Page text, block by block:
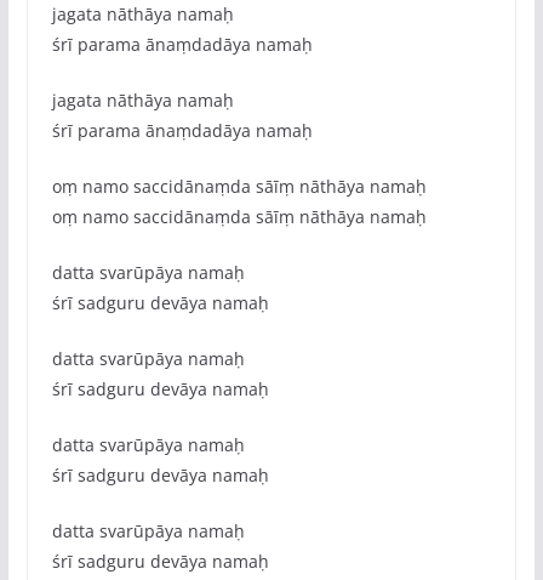
jagata nāthāya namaḥ
śrī parama ānaṃdadāya namaḥ
jagata nāthāya namaḥ
śrī parama ānaṃdadāya namaḥ
oṃ namo saccidānaṃda sāīṃ nāthāya namaḥ
oṃ namo saccidānaṃda sāīṃ nāthāya namaḥ
datta svarūpāya namaḥ
śrī sadguru devāya namaḥ
datta svarūpāya namaḥ
śrī sadguru devāya namaḥ
datta svarūpāya namaḥ
śrī sadguru devāya namaḥ
datta svarūpāya namaḥ
śrī sadguru devāya namaḥ